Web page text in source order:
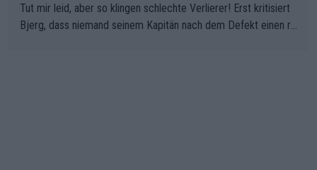
Tut mir leid, aber so klingen schlechte Verlierer! Erst kritisiert
Bjerg, dass niemand seinem Kapitän nach dem Defekt einen ro